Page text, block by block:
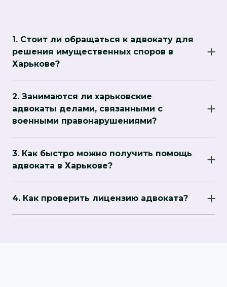
1. Стоит ли обращаться к адвокату для
решения имущественных споров в
Харькове?
войны, когда вопросы восстановления
имущества и компенсации за повреждения
становятся особенно актуальными.
2. Занимаются ли харьковские
адвокаты делами, связанными с
военными правонарушениями?
правонарушениями, нарушением прав
человека, а также в вопросах, касающихся
военного права и компенсации ущерба от
войны.
3. Как быстро можно получить помощь
адвоката в Харькове?
адвокаты в Харькове стараются обеспечить
оперативный контакт, особенно в экстренных
4. Как проверить лицензию адвоката?